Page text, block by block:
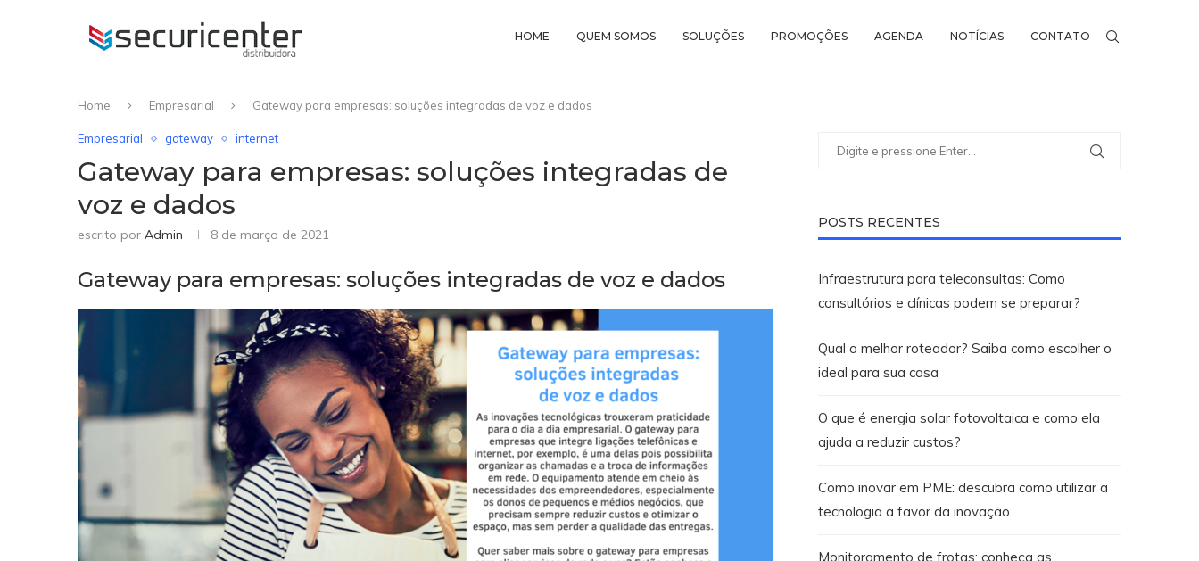
HOME QUEM SOMOS SOLUÇÕES PROMOÇÕES AGENDA NOTÍCIAS CONTATO
Home Empresarial Gateway para empresas: soluções integradas de voz e dados
Empresarial gateway internet
Gateway para empresas: soluções integradas de
voz e dados
escrito por Admin 8 de março de 2021
Gateway para empresas: soluções integradas de voz e dados
POSTS RECENTES
Infraestrutura para teleconsultas: Como
consultórios e clínicas podem se preparar?
Qual o melhor roteador? Saiba como escolher o
ideal para sua casa
O que é energia solar fotovoltaica e como ela
ajuda a reduzir custos?
Como inovar em PME: descubra como utilizar a
tecnologia a favor da inovação
Monitoramento de frotas: conheça as